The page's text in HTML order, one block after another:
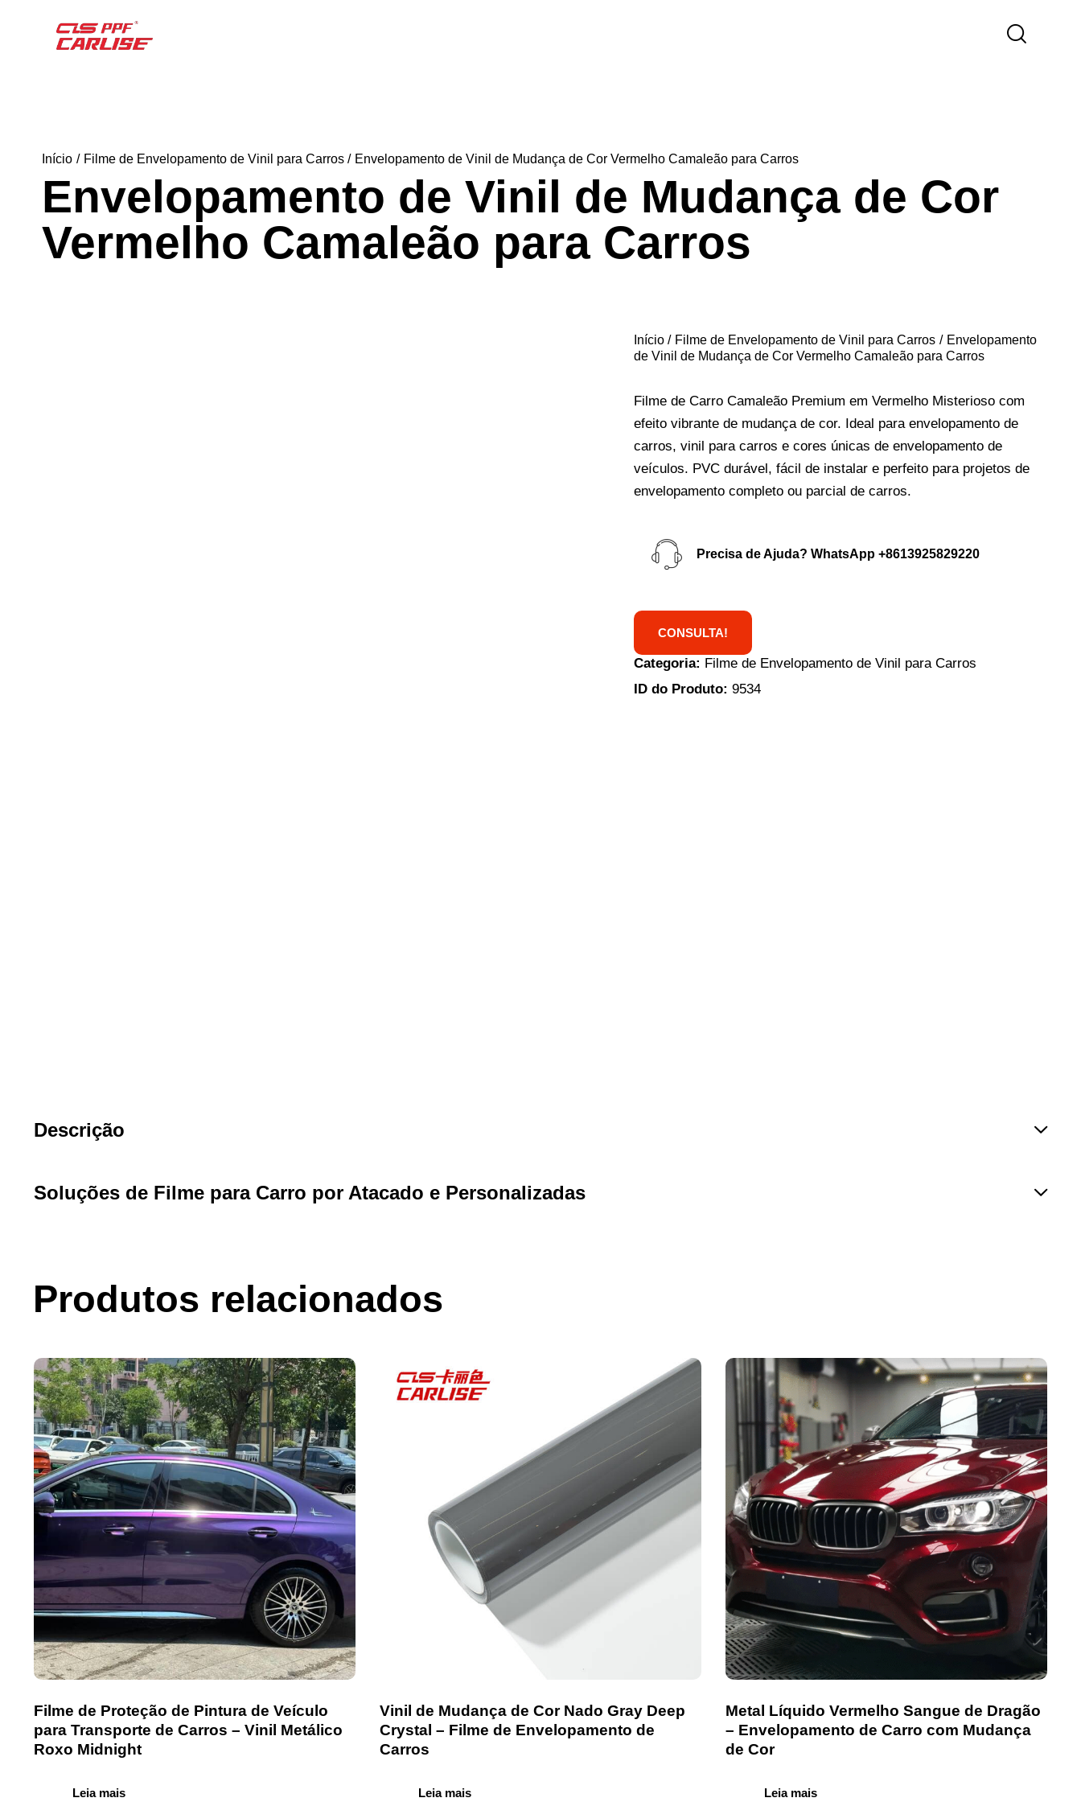
Início Filme de Envelopamento de Vinil para Carros Envelopamento de Vinil de Mudança de Cor Vermelho Camaleão para Carros
Envelopamento de Vinil de Mudança de Cor
Vermelho Camaleão para Carros
Início Filme de Envelopamento de Vinil para Carros
Envelopamento
de Vinil de Mudança de Cor Vermelho Camaleão para Carros
Filme de Carro Camaleão Premium em Vermelho Misterioso com
efeito vibrante de mudança de cor. Ideal para envelopamento de
carros, vinil para carros e cores únicas de envelopamento de
veículos. PVC durável, fácil de instalar e perfeito para projetos de
envelopamento completo ou parcial de carros.
Precisa de Ajuda? WhatsApp +8613925829220
CONSULTA!
Categoria: Filme de Envelopamento de Vinil para Carros
ID do Produto: 9534
Descrição
Soluções de Filme para Carro por Atacado e Personalizadas
Produtos relacionados
Filme de Proteção de Pintura de Veículo
para Transporte de Carros – Vinil Metálico
Roxo Midnight
Leia mais
Vinil de Mudança de Cor Nado Gray Deep
Crystal – Filme de Envelopamento de
Carros
Leia mais
Metal Líquido Vermelho Sangue de Dragão
– Envelopamento de Carro com Mudança
de Cor
Leia mais